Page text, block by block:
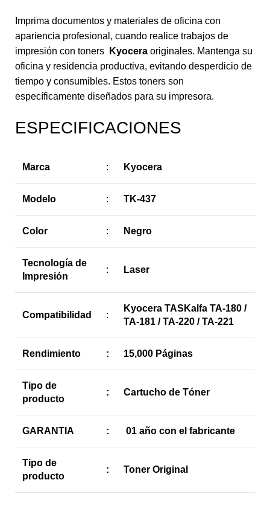
Imprima documentos y materiales de oficina con
apariencia profesional, cuando realice trabajos de
impresión con toners
Kyocera originales. Mantenga su
oficina y residencia productiva, evitando desperdicio de
tiempo y consumibles. Estos toners son
específicamente diseñados para su impresora.
ESPECIFICACIONES
Marca : Kyocera
Modelo : TK-437
Color : Negro
Tecnología de
Impresión
: Laser
Compatibilidad :
Kyocera TASKalfa TA-180 /
TA-181 / TA-220 / TA-221
Rendimiento : 15,000 Páginas
Tipo de
producto
: Cartucho de Tóner
GARANTIA : 01 año con el fabricante
Tipo de
producto
: Toner Original